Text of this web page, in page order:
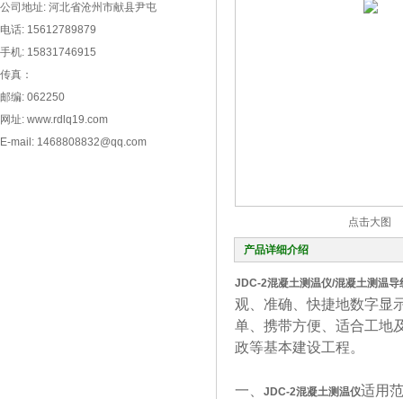
公司地址: 河北省沧州市献县尹屯
电话: 15612789879
手机: 15831746915
传真：
邮编: 062250
网址: www.rdlq19.com
E-mail: 1468808832@qq.com
点击大图
产品详细介绍
JDC-2混凝土测温仪/混凝土测温导
观、准确、快捷地数字显
单、携带方便、适合工地
政等基本建设工程。
一、 JDC-2混凝土测温仪适用